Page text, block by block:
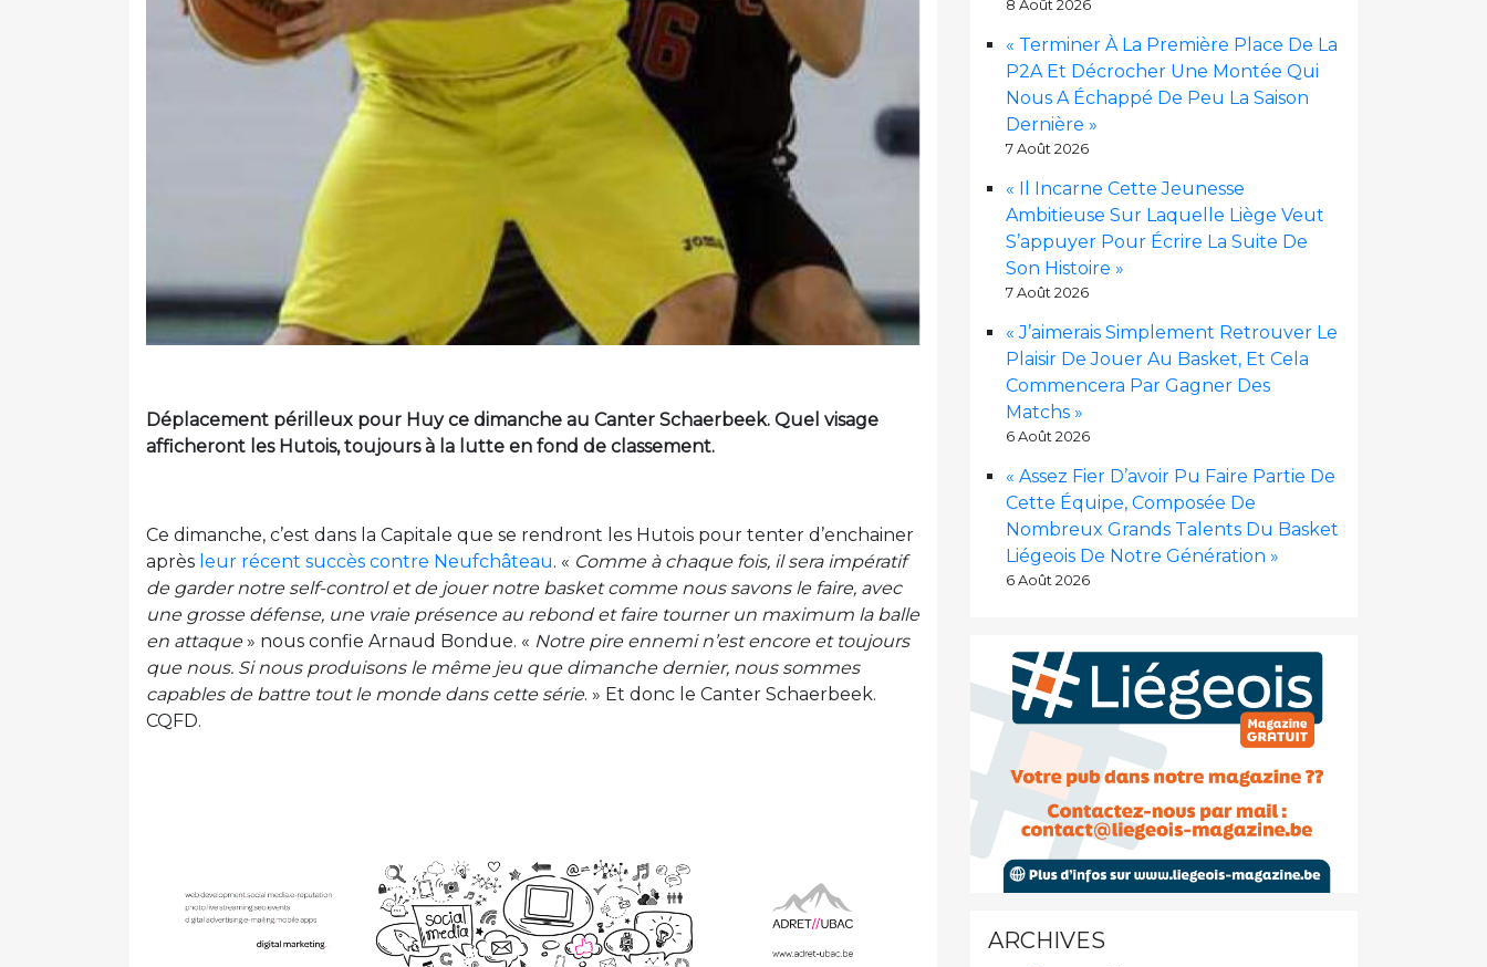
Déplacement périlleux pour Huy ce dimanche au Canter Schaerbeek. Quel visage
afficheront les Hutois, toujours à la lutte en fond de classement.
Ce dimanche, c’est dans la Capitale que se rendront les Hutois pour tenter d’enchainer
après leur récent succès contre Neufchâteau. « Comme à chaque fois, il sera impératif
de garder notre self-control et de jouer notre basket comme nous savons le faire, avec
une grosse défense, une vraie présence au rebond et faire tourner un maximum la balle
en attaque» nous confie Arnaud Bondue. « Notre pire ennemi n’est encore et toujours
que nous. Si nous produisons le même jeu que dimanche dernier, nous sommes
capables de battre tout le monde dans cette série. » Et donc le Canter Schaerbeek.
CQFD.
8 Août 2026
« Terminer À La Première Place De La
P2A Et Décrocher Une Montée Qui
Nous A Échappé De Peu La Saison
Dernière »
7 Août 2026
« Il Incarne Cette Jeunesse
Ambitieuse Sur Laquelle Liège Veut
S’appuyer Pour Écrire La Suite De
Son Histoire »
7 Août 2026
« J’aimerais Simplement Retrouver Le
Plaisir De Jouer Au Basket, Et Cela
Commencera Par Gagner Des
Matchs »
6 Août 2026
« Assez Fier D’avoir Pu Faire Partie De
Cette Équipe, Composée De
Nombreux Grands Talents Du Basket
Liégeois De Notre Génération »
6 Août 2026
ARCHIVES